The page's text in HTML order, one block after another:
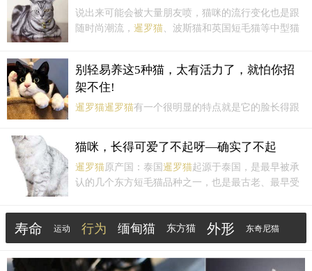
多的爱和关怀。Top 3：豹 猫拥有猎豹一样体型的它，...
说出来可能会被大量朋友喷，猫咪的流行变化也是跟
随时尚潮流， 暹罗猫 、波斯猫和英国短毛猫等中型猫
室外猫咪。最近一些具有特殊特征的猫咪开始流行，
无毛的斯芬...
别轻易养这5种猫，太有活力了，就怕你招
架不住!
暹罗猫暹罗猫有一个很明显的特点就是它的脸长得跟
很向往外面的世界，有时可能会趁你不注意就跑出
去，胆子很大，会到处乱跑，让你捉摸不透它。狸花
猫狸花猫的生...
猫咪，长得可爱了不起呀—确实了不起
暹罗猫原产国：泰国暹罗猫起源于泰国，是最早被承
认的几个东方短毛猫品种之一，也是最古老、最早受
爱。特征细长苗条的身体，强有力的后腿和锐利的蓝
色眼睛；因为培育的关系，现在的暹罗猫头部呈三角
形，眼睛更倾...
寿命 运动 行为 缅甸猫 东方猫 外形 东奇尼猫
缅甸 相处 典型